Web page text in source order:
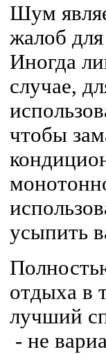
Шум
жалоб
Иногда
случае,
чтобы
усыпить
отдыха в
лучший
- не